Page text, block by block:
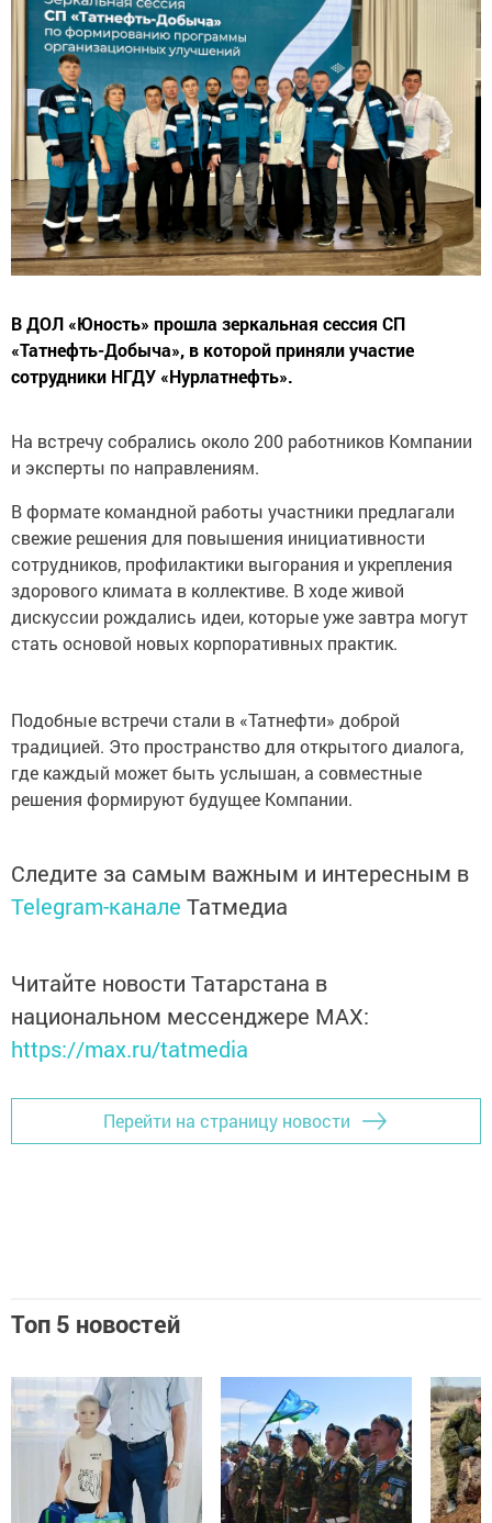
В ДОЛ «Юность» прошла зеркальная сессия СП
«Татнефть-Добыча», в которой приняли участие
сотрудники НГДУ «Нурлатнефть».
На встречу собрались около 200 работников Компании
и эксперты по направлениям.
В формате командной работы участники предлагали
свежие решения для повышения инициативности
сотрудников, профилактики выгорания и укрепления
здорового климата в коллективе. В ходе живой
дискуссии рождались идеи, которые уже завтра могут
стать основой новых корпоративных практик.
Подобные встречи стали в «Татнефти» доброй
традицией. Это пространство для открытого диалога,
где каждый может быть услышан, а совместные
решения формируют будущее Компании.
Следите за самым важным и интересным в
Telegram-канале Татмедиа
Читайте новости Татарстана в
национальном мессенджере MАХ:
https://max.ru/tatmedia
Перейти на страницу новости
Топ 5 новостей